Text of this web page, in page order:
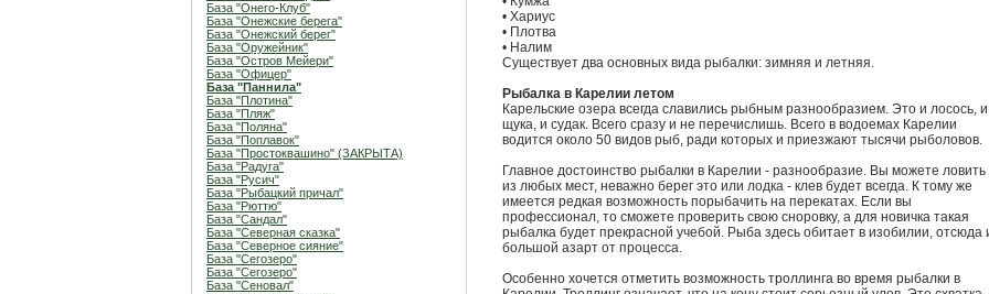
База "Онего-Клуб"
База "Онежские берега"
База "Онежский берег"
База "Оружейник"
База "Остров Мейери"
База "Офицер"
База "Паннила"
База "Плотина"
База "Пляж"
База "Поляна"
База "Поплавок"
База "Простоквашино" (ЗАКРЫТА)
База "Радуга"
База "Русич"
База "Рыбацкий причал"
База "Рюттю"
База "Сандал"
База "Северная сказка"
База "Северное сияние"
База "Сегозеро"
База "Сегозеро"
База "Сеновал"
• Хариус
• Плотва
• Налим
Существует два основных вида рыбалки: зимняя и летняя.
Рыбалка в Карелии летом
Карельские озера всегда славились рыбным разнообразием. Это и лосось, и
щука, и судак. Всего сразу и не перечислишь. Всего в водоемах Карелии
водится около 50 видов рыб, ради которых и приезжают тысячи рыболовов.
Главное достоинство рыбалки в Карелии - разнообразие. Вы можете ловить
из любых мест, неважно берег это или лодка - клев будет всегда. К тому же
имеется редкая возможность порыбачить на перекатах. Если вы
профессионал, то сможете проверить свою сноровку, а для новичка такая
рыбалка будет прекрасной учебой. Рыба здесь обитает в изобилии, отсюда
большой азарт от процесса.
Особенно хочется отметить возможность троллинга во время рыбалки в